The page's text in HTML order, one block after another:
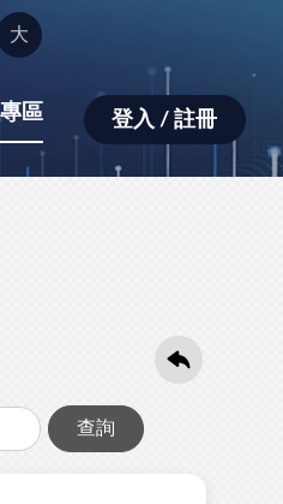
大
區 登入 / 註冊
查詢